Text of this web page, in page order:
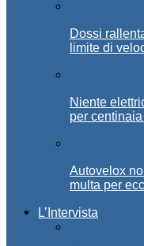
Dossi
limite di
Niente
per
Autovelox
multa per
L’Intervista